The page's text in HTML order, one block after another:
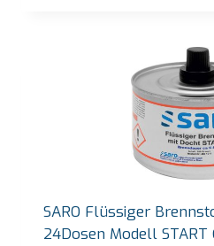
SARO Flüssiger
24Dosen Modell START